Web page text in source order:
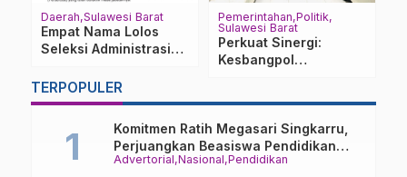
Daerah Sulawesi Barat
Empat Nama Lolos
Seleksi Administrasi
Barat Malaqbi
Pemerintahan Politik
Sulawesi Barat
Perkuat Sinergi:
Kesbangpol
TERPOPULER
Advertorial Nasional Pendidikan
Komitmen Ratih Megasari Singkarru,
Perjuangkan Beasiswa Pendidikan
Dari PAUD Hingga Perguruan Tinggi